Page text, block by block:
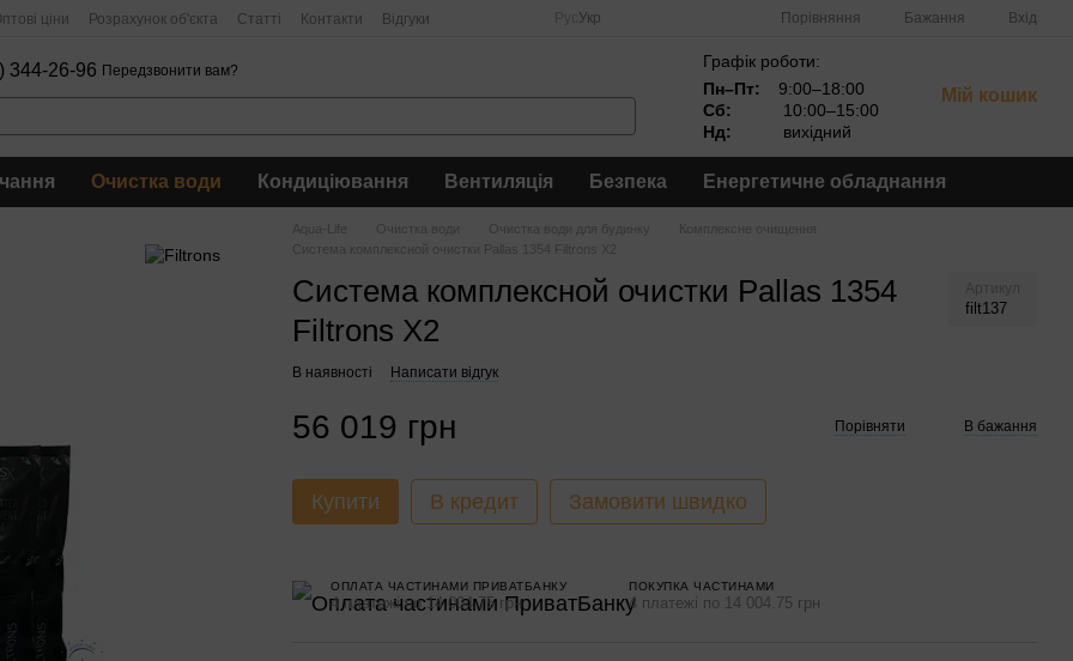
ціни Розрахунок об'єкта Статті Контакти Відгуки Укр Порівняння Бажання Вхід
344-26-96 Передзвонити вам?
Графік роботи:
Пн–Пт:
9:00–18:00
Сб:
10:00–15:00
Нд:
вихідний
Мій кошик
Очистка води Кондиціювання Вентиляція Безпека Енергетичне обладнання
Aqua-Life Очистка води Очистка води для будинку
Комплексне очищення
Система комплексной очистки Pallas 1354 Filtrons X2
Система комплексной очистки Pallas 1354
Filtrons X2
filt137
В наявності Написати відгук
56 019 грн Порівняти В бажання
Купити В кредит Замовити швидко
ОПЛАТА ЧАСТИНАМИ ПРИВАТБАНКУ
4 платежі по 14 004.75 грн
ПОКУПКА ЧАСТИНАМИ
4 платежі по 14 004.75 грн